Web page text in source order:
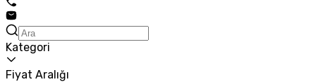
Kategori
Fiyat Aralığı